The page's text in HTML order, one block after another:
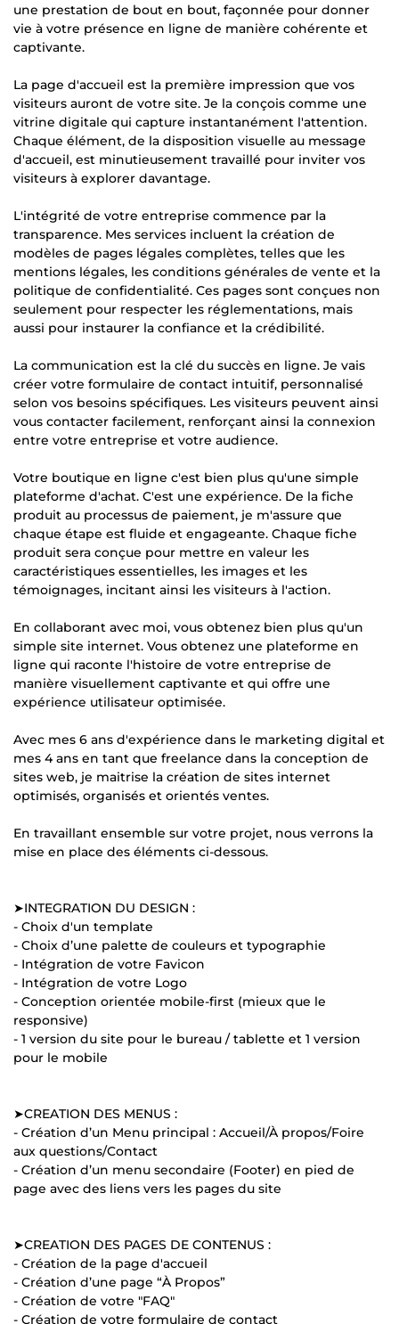
une prestation de bout en bout, façonnée pour donner
vie à votre présence en ligne de manière cohérente et
captivante.
La page d'accueil est la première impression que vos
visiteurs auront de votre site. Je la conçois comme une
vitrine digitale qui capture instantanément l'attention.
Chaque élément, de la disposition visuelle au message
d'accueil, est minutieusement travaillé pour inviter vos
visiteurs à explorer davantage.
L'intégrité de votre entreprise commence par la
transparence. Mes services incluent la création de
modèles de pages légales complètes, telles que les
mentions légales, les conditions générales de vente et la
politique de confidentialité. Ces pages sont conçues non
seulement pour respecter les réglementations, mais
aussi pour instaurer la confiance et la crédibilité.
La communication est la clé du succès en ligne. Je vais
créer votre formulaire de contact intuitif, personnalisé
selon vos besoins spécifiques. Les visiteurs peuvent ainsi
vous contacter facilement, renforçant ainsi la connexion
entre votre entreprise et votre audience.
Votre boutique en ligne c'est bien plus qu'une simple
plateforme d'achat. C'est une expérience. De la fiche
produit au processus de paiement, je m'assure que
chaque étape est fluide et engageante. Chaque fiche
produit sera conçue pour mettre en valeur les
caractéristiques essentielles, les images et les
témoignages, incitant ainsi les visiteurs à l'action.
En collaborant avec moi, vous obtenez bien plus qu'un
simple site internet. Vous obtenez une plateforme en
ligne qui raconte l'histoire de votre entreprise de
manière visuellement captivante et qui offre une
expérience utilisateur optimisée.
Avec mes 6 ans d'expérience dans le marketing digital et
mes 4 ans en tant que freelance dans la conception de
sites web, je maitrise la création de sites internet
optimisés, organisés et orientés ventes.
En travaillant ensemble sur votre projet, nous verrons la
mise en place des éléments ci-dessous.
➤INTEGRATION DU DESIGN :
- Choix d'un template
- Choix d’une palette de couleurs et typographie
- Intégration de votre Favicon
- Intégration de votre Logo
- Conception orientée mobile-first (mieux que le
responsive)
- 1 version du site pour le bureau / tablette et 1 version
pour le mobile
➤CREATION DES MENUS :
- Création d’un Menu principal : Accueil/À propos/Foire
aux questions/Contact
- Création d’un menu secondaire (Footer) en pied de
page avec des liens vers les pages du site
➤CREATION DES PAGES DE CONTENUS :
- Création de la page d'accueil
- Création d’une page “À Propos”
- Création de votre "FAQ"
- Création de votre formulaire de contact